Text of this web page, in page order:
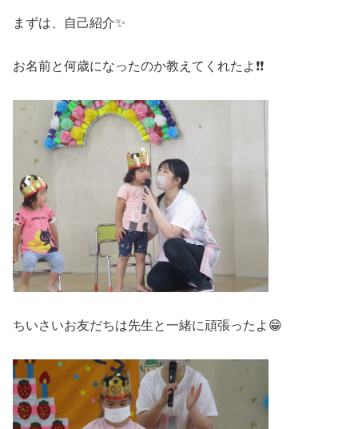
まずは、自己紹介✨
お名前と何歳になったのか教えてくれたよ❗❗
ちいさいお友だちは先生と一緒に頑張ったよ😁